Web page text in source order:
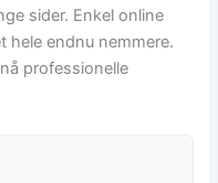
sider. Enkel online
hele endnu nemmere.
professionelle